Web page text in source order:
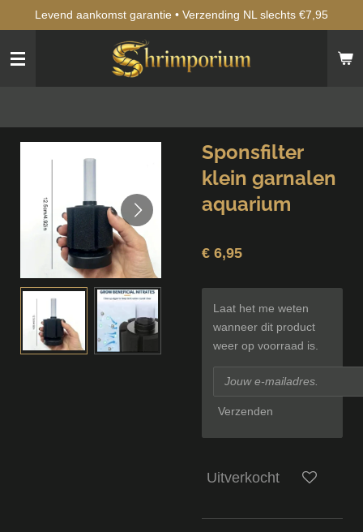
naar
hoofdinhoud
Levend aankomst garantie • Verzending NL slechts €7,95
Sponsfilter
klein garnalen
aquarium
€ 6,95
Laat het me weten
wanneer dit product
weer op voorraad is.
Verzenden
Uitverkocht